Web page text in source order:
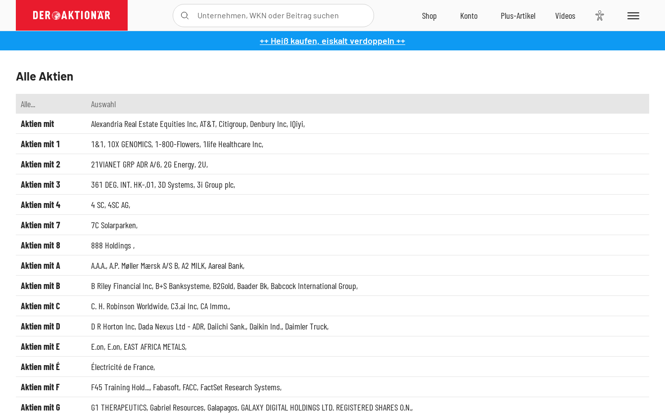
++ Heiß kaufen, eiskalt verdoppeln ++
Alle Aktien
Alle...
Auswahl
Aktien mit
Alexandria Real Estate Equities Inc,AT&T, Citigroup, Denbury Inc, IQiyi,
Aktien mit 1
1&1, 10X GENOMICS, 1-800-Flowers, 1life Healthcare Inc,
Aktien mit 2
21VIANET GRP ADR A/6, 2G Energy, 2U,
Aktien mit 3
361 DEG. INT. HK-,01,3D Systems,3i Group plc,
Aktien mit 4
4 SC,4SC AG,
Aktien mit 7
7C Solarparken,
Aktien mit 8
888 Holdings ,
Aktien mit A
A.A.A.,A.P. Møller Mærsk A/S B,A2 MILK,Aareal Bank,
Aktien mit B
B Riley Financial Inc, B+S Banksysteme, B2Gold, Baader Bk, Babcock International Group,
Aktien mit C
C. H. Robinson Worldwide, C3.ai Inc, CA Immo.,
Aktien mit D
D R Horton Inc, Dada Nexus Ltd - ADR, Daiichi Sank., Daikin Ind., Daimler Truck,
Aktien mit E
E.on, E.on, EAST AFRICA METALS,
Aktien mit É
Électricité de France,
Aktien mit F
F45 Training Hold..., Fabasoft, FACC, FactSet Research Systems,
Aktien mit G
G1 THERAPEUTICS, Gabriel Resources, Galapagos, GALAXY DIGITAL HOLDINGS LTD. REGISTERED SHARES O.N.,